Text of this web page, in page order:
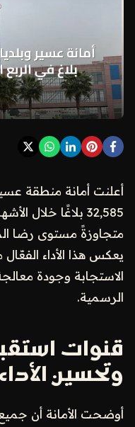
أعلنت أمانة منطقة
يعكس هذا الأداء
الاستجابة وجودة
الرسمية.
قنوات
وتحسين الأداء
أوضحت الأمانة أن